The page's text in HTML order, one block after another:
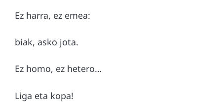
Ez harra, ez emea:
biak, asko jota.
Ez homo, ez hetero…
Liga eta kopa!